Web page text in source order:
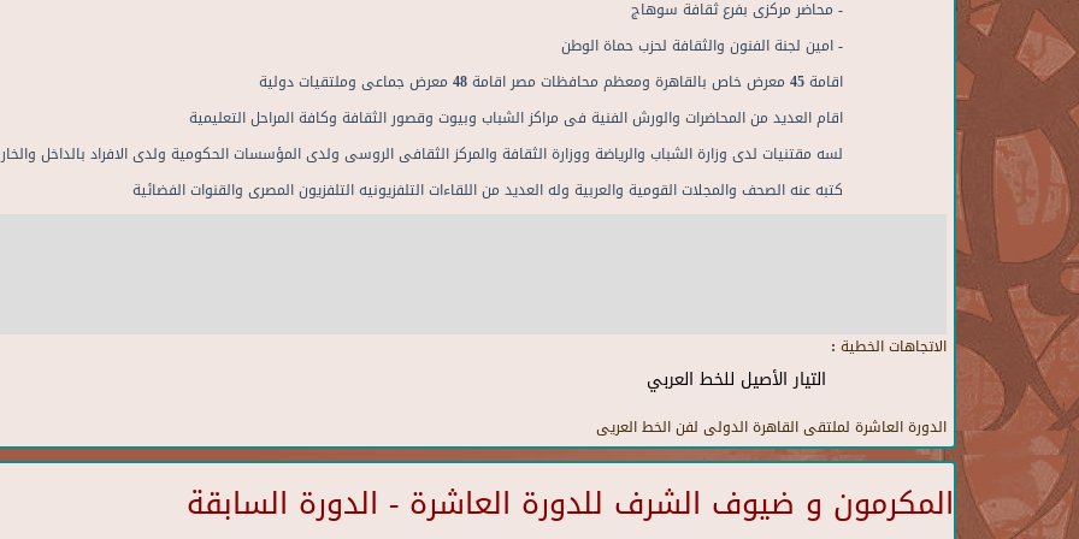
- محاضر مركزى بفرع ثقافة سوهاج
- امين لجنة الفنون والثقافة لحزب حماة الوطن
اقامة 45 معرض خاص بالقاهرة ومعظم محافظات مصر اقامة 48 معرض جماعى وملتقيات دولية
اقام العديد من المحاضرات والورش الفنية فى مراكز الشباب وبيوت وقصور الثقافة وكافة المراحل التعليمية
لسه مقتنيات لدى وزارة الشباب والرياضة ووزارة الثقافة والمركز الثقافى الروسى ولدى المؤسسات الحكومية ولدى الافراد بالداخل
كتبه عنه الصحف والمجلات القومية والعربية وله العديد من اللقاءات التلفزيونيه التلفزيون المصرى والقنوات الفضائية
الاتجاهات الخطية :
التيار الأصيل للخط العربي
الدورة العاشرة لملتقى القاهرة الدولى لفن الخط العريى
المكرمون و ضيوف الشرف للدورة العاشرة - الدورة السابقة